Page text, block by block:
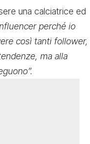
una calciatrice ed
perché io
così tanti follower,
ma alla